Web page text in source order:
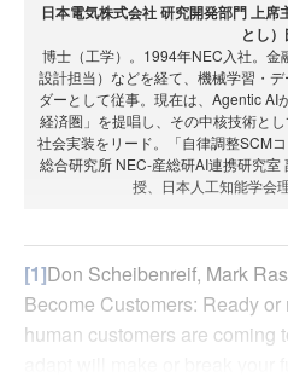
日本電気株式会社 研究開発部門 上
とし
博士（工学）。1994年NEC入社。金
設計担当）などを経て、機械学習・
ダーとして従事。現在は、Agentic AI
経済圏」を提唱し、その中核技術と
社会実装をリード。「自律調整SCM
総合研究所 NEC-産総研AI連携研究
授、日本人工知能学会
[1]Don Scheibenreif, Mark
Become Customers: Ready
human customers are coming